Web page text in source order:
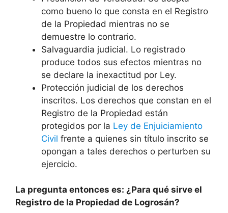
como bueno lo que consta en el Registro
de la Propiedad mientras no se
demuestre lo contrario.
Salvaguardia judicial. Lo registrado
produce todos sus efectos mientras no
se declare la inexactitud por Ley.
Protección judicial de los derechos
inscritos. Los derechos que constan en el
Registro de la Propiedad están
protegidos por la Ley de Enjuiciamiento
Civil frente a quienes sin título inscrito se
opongan a tales derechos o perturben su
ejercicio.
La pregunta entonces es: ¿Para qué sirve el
Registro de la Propiedad de Logrosán?